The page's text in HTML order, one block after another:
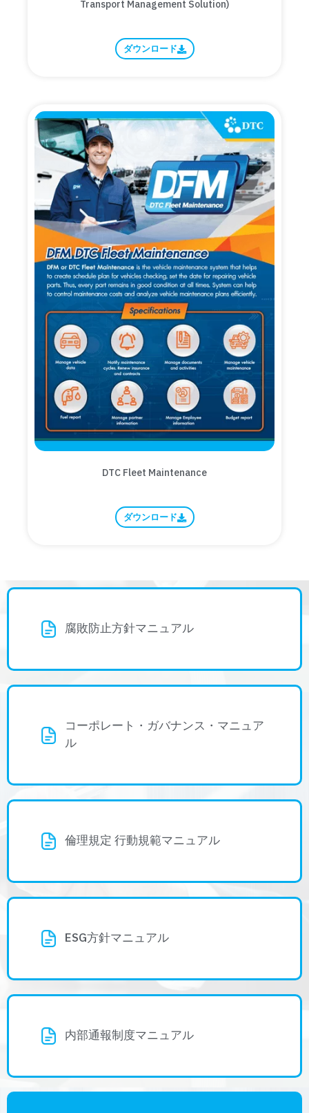
Transport Management Solution)
ダウンロード
DTC Fleet Maintenance
ダウンロード
腐敗防止方針マニュアル
コーポレート・ガバナンス・マニュア
ル
倫理規定 行動規範マニュアル
ESG方針マニュアル
内部通報制度マニュアル